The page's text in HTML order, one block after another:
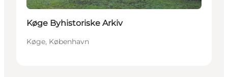
Køge Byhistoriske Arkiv
Køge, København